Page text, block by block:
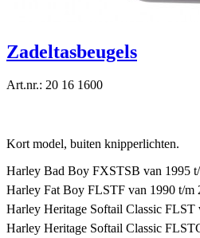
Zadeltasbeugels
Art.nr.: 20 16 1600
Kort model, buiten knipperlichten.
Harley Bad Boy FXSTSB van 1995
Harley Fat Boy FLSTF van 1990 t/m
Harley Heritage Softail Classic FLST
Harley Heritage Softail Classic